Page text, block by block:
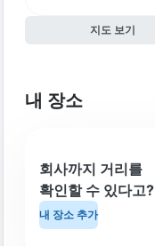
지도 보기
내 장소
회사까지 거리를
확인할 수 있다고?
내 장소 추가